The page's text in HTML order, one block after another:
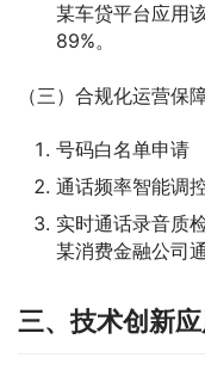
某车贷平台应用
89%。
（三）合规化运营保
号码白名单申请
通话频率智能调
实时通话录音质
某消费金融公司
三、技术创新